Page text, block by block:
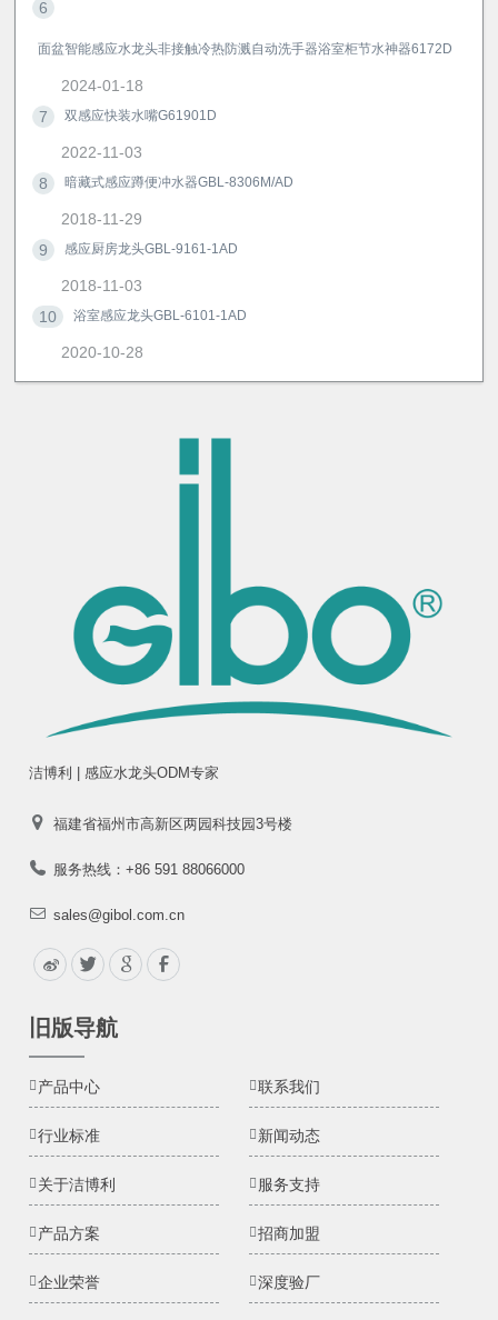
6
面盆智能感应水龙头非接触冷热防溅自动洗手器浴室柜节水神器6172D
2024-01-18
7
双感应快装水嘴G61901D
2022-11-03
8
暗藏式感应蹲便冲水器GBL-8306M/AD
2018-11-29
9
感应厨房龙头GBL-9161-1AD
2018-11-03
10
浴室感应龙头GBL-6101-1AD
2020-10-28
洁博利 | 感应水龙头ODM专家
福建省福州市高新区两园科技园3号楼
服务热线：+86 591 88066000
sales@gibol.com.cn
旧版导航
产品中心 联系我们
行业标准 新闻动态
关于洁博利 服务支持
产品方案 招商加盟
企业荣誉 深度验厂